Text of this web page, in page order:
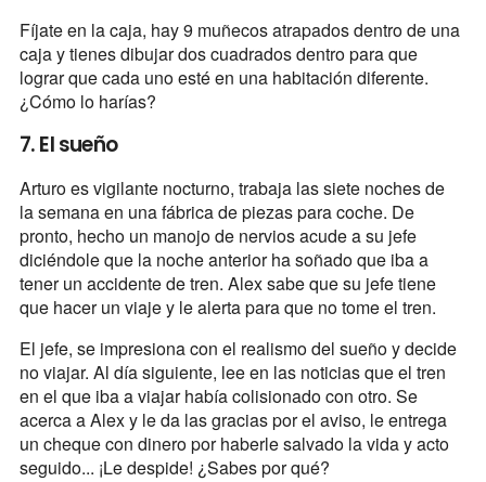
Fíjate en la caja, hay 9 muñecos atrapados dentro de una
caja y tienes dibujar dos cuadrados dentro para que
lograr que cada uno esté en una habitación diferente.
¿Cómo lo harías?
7. El sueño
Arturo es vigilante nocturno, trabaja las siete noches de
la semana en una fábrica de piezas para coche. De
pronto, hecho un manojo de nervios acude a su jefe
diciéndole que la noche anterior ha soñado que iba a
tener un accidente de tren. Alex sabe que su jefe tiene
que hacer un viaje y le alerta para que no tome el tren.
El jefe, se impresiona con el realismo del sueño y decide
no viajar. Al día siguiente, lee en las noticias que el tren
en el que iba a viajar había colisionado con otro. Se
acerca a Alex y le da las gracias por el aviso, le entrega
un cheque con dinero por haberle salvado la vida y acto
seguido... ¡Le despide! ¿Sabes por qué?